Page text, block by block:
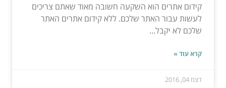
קידום אתרים הוא השקעה חשובה מאוד שאתם צריכים
לעשות עבור האתר שלכם. ללא קידום אתרים האתר
שלכם לא יקבל...
קרא עוד »
דצמ 04, 2016